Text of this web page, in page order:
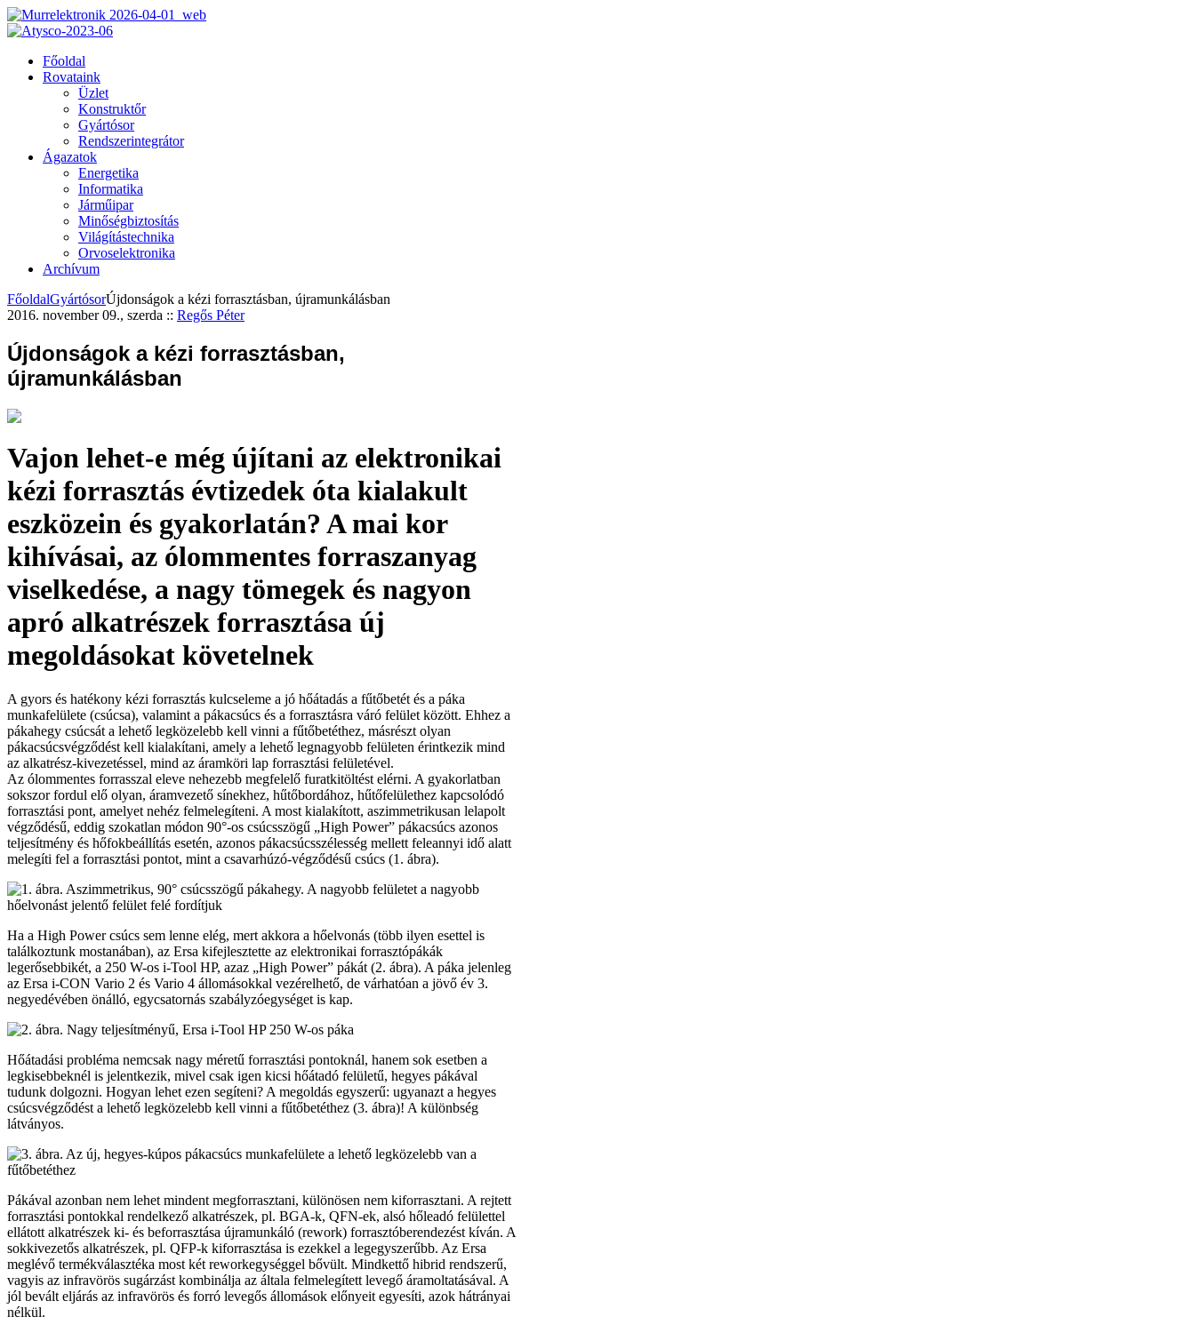
Főoldal
Rovataink
Üzlet
Konstruktőr
Gyártósor
Rendszerintegrátor
Ágazatok
Energetika
Informatika
Járműipar
Minőségbiztosítás
Világítástechnika
Orvoselektronika
Archívum
FőoldalGyártósorÚjdonságok a kézi forrasztásban, újramunkálásban
2016. november 09., szerda :: Regős Péter
Újdonságok a kézi forrasztásban,
újramunkálásban
Vajon lehet-e még újítani az elektronikai
kézi forrasztás évtizedek óta kialakult
eszközein és gyakorlatán? A mai kor
kihívásai, az ólommentes forraszanyag
viselkedése, a nagy tömegek és nagyon
apró alkatrészek forrasztása új
megoldásokat követelnek
A gyors és hatékony kézi forrasztás kulcseleme a jó hőátadás a fűtőbetét és a páka
munkafelülete (csúcsa), valamint a pákacsúcs és a forrasztásra váró felület között. Ehhez a
pákahegy csúcsát a lehető legközelebb kell vinni a fűtőbetéthez, másrészt olyan
pákacsúcsvégződést kell kialakítani, amely a lehető legnagyobb felületen érintkezik mind
az alkatrész-kivezetéssel, mind az áramköri lap forrasztási felületével.
Az ólommentes forrasszal eleve nehezebb megfelelő furatkitöltést elérni. A gyakorlatban
sokszor fordul elő olyan, áramvezető sínekhez, hűtőbordához, hűtőfelülethez kapcsolódó
forrasztási pont, amelyet nehéz felmelegíteni. A most kialakított, aszimmetrikusan lelapolt
végződésű, eddig szokatlan módon 90°-os csúcsszögű „High Power” pákacsúcs azonos
teljesítmény és hőfokbeállítás esetén, azonos pákacsúcsszélesség mellett feleannyi idő alatt
melegíti fel a forrasztási pontot, mint a csavarhúzó-végződésű csúcs (1. ábra).
Ha a High Power csúcs sem lenne elég, mert akkora a hőelvonás (több ilyen esettel is
találkoztunk mostanában), az Ersa kifejlesztette az elektronikai forrasztópákák
legerősebbikét, a 250 W-os i-Tool HP, azaz „High Power” pákát (2. ábra). A páka jelenleg
az Ersa i-CON Vario 2 és Vario 4 állomásokkal vezérelhető, de várhatóan a jövő év 3.
negyedévében önálló, egycsatornás szabályzóegységet is kap.
Hőátadási probléma nemcsak nagy méretű forrasztási pontoknál, hanem sok esetben a
legkisebbeknél is jelentkezik, mivel csak igen kicsi hőátadó felületű, hegyes pákával
tudunk dolgozni. Hogyan lehet ezen segíteni? A megoldás egyszerű: ugyanazt a hegyes
csúcsvégződést a lehető legközelebb kell vinni a fűtőbetéthez (3. ábra)! A különbség
látványos.
Pákával azonban nem lehet mindent megforrasztani, különösen nem kiforrasztani. A rejtett
forrasztási pontokkal rendelkező alkatrészek, pl. BGA-k, QFN-ek, alsó hőleadó felülettel
ellátott alkatrészek ki- és beforrasztása újramunkáló (rework) forrasztóberendezést kíván. A
sokkivezetős alkatrészek, pl. QFP-k kiforrasztása is ezekkel a legegyszerűbb. Az Ersa
meglévő termékválasztéka most két reworkegységgel bővült. Mindkettő hibrid rendszerű,
vagyis az infravörös sugárzást kombinálja az általa felmelegített levegő áramoltatásával. A
jól bevált eljárás az infravörös és forró levegős állomások előnyeit egyesíti, azok hátrányai
nélkül.